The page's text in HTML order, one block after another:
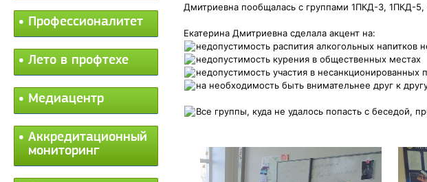
Профессионалитет
Лето в профтехе
Медиацентр
Аккредитационный
мониторинг
Дмитриевна пообщалась с группами 1ПКД-3, 1ПКД-5,
Екатерина Дмитриевна сделала акцент на:
недопустимость распития алкогольных напитков
недопустимость курения в общественных местах
недопустимость участия в несанкционированных
на необходимость быть внимательнее друг к
Все группы, куда не удалось попасть с беседой,